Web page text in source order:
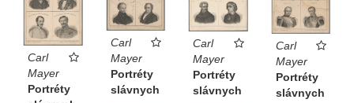
Carl
Mayer
Portréty
slávnych
Carl
Mayer
Portréty
slávnych
Carl
Mayer
Portréty
slávnych
Carl
Mayer
Portréty